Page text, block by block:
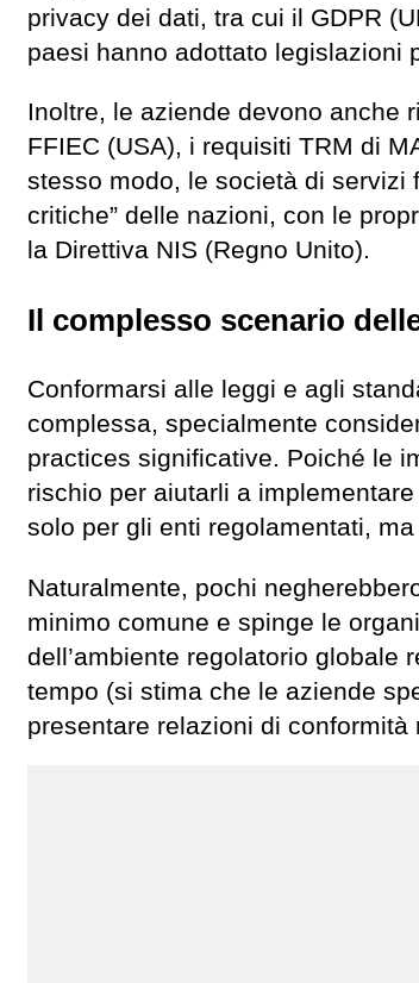
privacy dei dati, tra cui il GDPR
paesi hanno adottato legislazioni
Inoltre, le aziende devono anche
FFIEC (USA), i requisiti TRM di
stesso modo, le società di servizi
critiche” delle nazioni, con le
la Direttiva NIS (Regno Unito).
Il complesso scenario
Conformarsi alle leggi e agli
complessa, specialmente
practices significative. Poiché le
rischio per aiutarli a
solo per gli enti regolamentati,
Naturalmente, pochi
minimo comune e spinge le
dell’ambiente regolatorio globale
tempo (si stima che le aziende
presentare relazioni di conformità